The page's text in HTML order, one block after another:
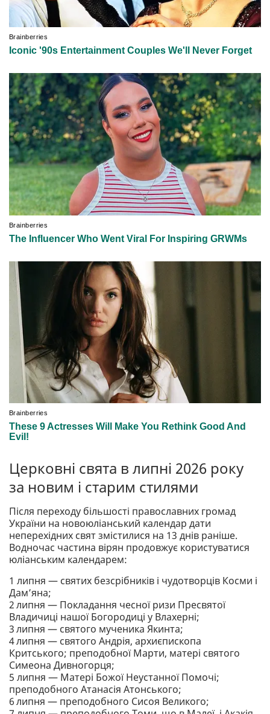
Церковні свята в липні 2026 року
за новим і старим стилями
Після переходу більшості православних громад
України на новоюліанський календар дати
неперехідних свят змістилися на 13 днів раніше.
Водночас частина вірян продовжує користуватися
юліанським календарем:
1 липня — святих безсрібників і чудотворців Косми і
Дам’яна;
2 липня — Покладання чесної ризи Пресвятої
Владичиці нашої Богородиці у Влахерні;
3 липня — святого мученика Якинта;
4 липня — святого Андрія, архиєпископа
Критського; преподобної Марти, матері святого
Симеона Дивногорця;
5 липня — Матері Божої Неустанної Помочі;
преподобного Атанасія Атонського;
6 липня — преподобного Сисоя Великого;